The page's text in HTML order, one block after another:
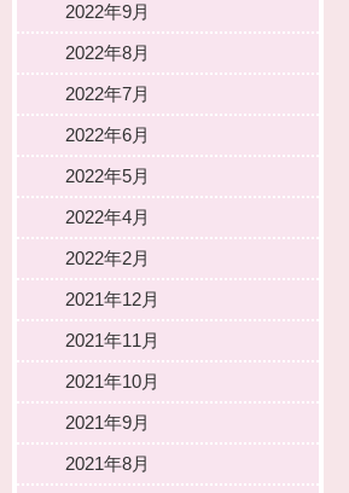
2022年9月
2022年8月
2022年7月
2022年6月
2022年5月
2022年4月
2022年2月
2021年12月
2021年11月
2021年10月
2021年9月
2021年8月